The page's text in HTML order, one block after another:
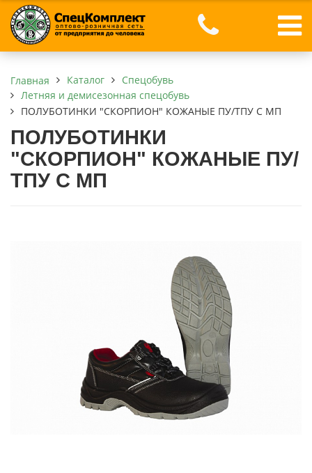
Главная Каталог
Спецобувь
Летняя и демисезонная спецобувь
ПОЛУБОТИНКИ "СКОРПИОН" КОЖАНЫЕ ПУ/ТПУ С МП
ПОЛУБОТИНКИ
"СКОРПИОН" КОЖАНЫЕ ПУ/
ТПУ С МП